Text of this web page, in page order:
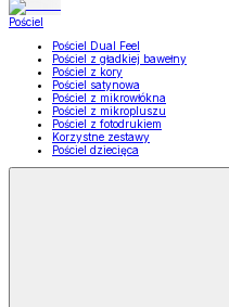
Pościel
Pościel Dual Feel
Pościel z gładkiej bawełny
Pościel z kory
Pościel satynowa
Pościel z mikrowłókna
Pościel z mikropluszu
Pościel z fotodrukiem
Korzystne zestawy
Pościel dziecięca